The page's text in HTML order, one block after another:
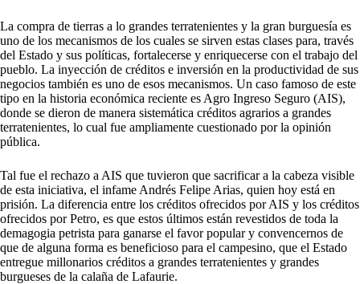
La compra de tierras a lo grandes terratenientes y la gran burguesía es
uno de los mecanismos de los cuales se sirven estas clases para, través
del Estado y sus políticas, fortalecerse y enriquecerse con el trabajo del
pueblo. La inyección de créditos e inversión en la productividad de sus
negocios también es uno de esos mecanismos. Un caso famoso de este
tipo en la historia económica reciente es Agro Ingreso Seguro (AIS),
donde se dieron de manera sistemática créditos agrarios a grandes
terratenientes, lo cual fue ampliamente cuestionado por la opinión
pública.
Tal fue el rechazo a AIS que tuvieron que sacrificar a la cabeza visible
de esta iniciativa, el infame Andrés Felipe Arias, quien hoy está en
prisión. La diferencia entre los créditos ofrecidos por AIS y los créditos
ofrecidos por Petro, es que estos últimos están revestidos de toda la
demagogia petrista para ganarse el favor popular y convencernos de
que de alguna forma es beneficioso para el campesino, que el Estado
entregue millonarios créditos a grandes terratenientes y grandes
burgueses de la calaña de Lafaurie.